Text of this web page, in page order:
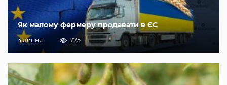
Як малому фермеру продавати в ЄС
3 липня 775